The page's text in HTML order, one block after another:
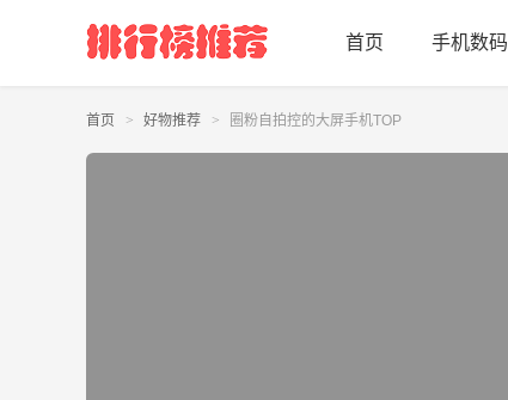
首页 手机数码
首页 好物推荐 圈粉自拍控的大屏手机TOP